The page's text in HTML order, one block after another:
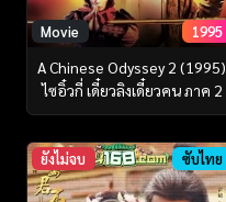
Movie 1995
A Chinese Odyssey 2 (1995)
ไซอิ๋วกี่ เดี๋ยวลิงเดี๋ยวคน ภาค 2
ยังไม่จบ ซับไทย